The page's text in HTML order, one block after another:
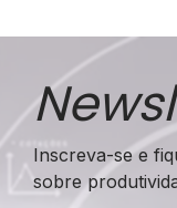
Inscreva-se e
sobre